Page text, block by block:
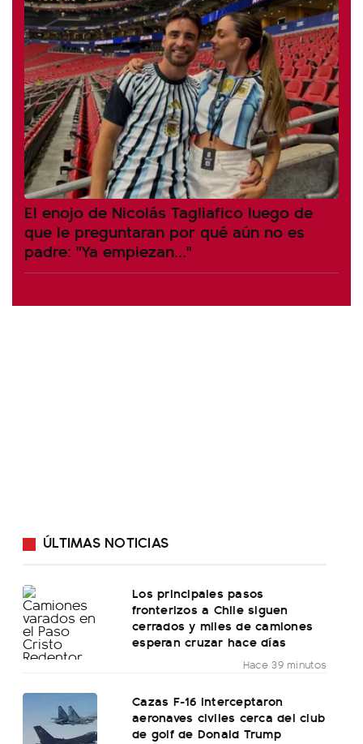
El enojo de Nicolás Tagliafico luego de
que le preguntaran por qué aún no es
padre: "Ya empiezan..."
ÚLTIMAS NOTICIAS
Los principales pasos
fronterizos a Chile siguen
cerrados y miles de camiones
esperan cruzar hace días
Hace 39 minutos
Cazas F-16 interceptaron
aeronaves civiles cerca del club
de golf de Donald Trump